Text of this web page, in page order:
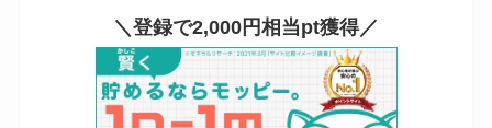
＼登録で2,000円相当pt獲得／